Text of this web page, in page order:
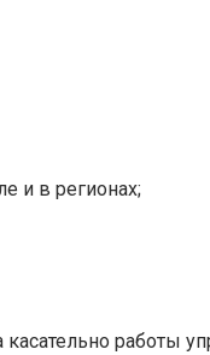
и в регионах;
работы